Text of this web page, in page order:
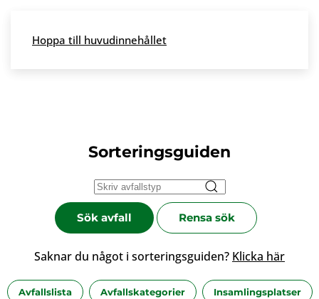
Skip to main content
Hoppa till huvudinnehållet
Sorteringsguiden
Sök avfall Rensa sök
Saknar du något i sorteringsguiden? Klicka här
Avfallslista Avfallskategorier Insamlingsplatser